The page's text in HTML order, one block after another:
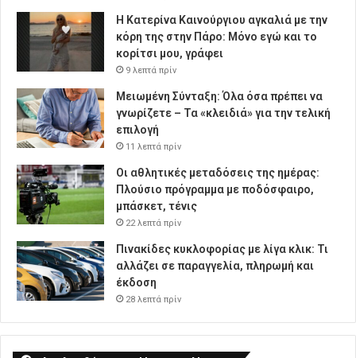
Η Κατερίνα Καινούργιου αγκαλιά με την
κόρη της στην Πάρο: Μόνο εγώ και το
κορίτσι μου, γράφει
9 λεπτά πρίν
Μειωμένη Σύνταξη: Όλα όσα πρέπει να
γνωρίζετε – Τα «κλειδιά» για την τελική
επιλογή
11 λεπτά πρίν
Οι αθλητικές μεταδόσεις της ημέρας:
Πλούσιο πρόγραμμα με ποδόσφαιρο,
μπάσκετ, τένις
22 λεπτά πρίν
Πινακίδες κυκλοφορίας με λίγα κλικ: Τι
αλλάζει σε παραγγελία, πληρωμή και
έκδοση
28 λεπτά πρίν